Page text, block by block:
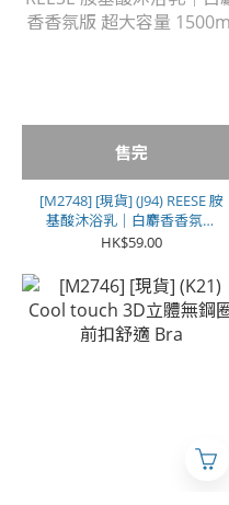
售完
[M2748] [現貨] (J94) REESE 胺
基酸沐浴乳｜白麝香香氛版
超大容量 1500ml
HK$59.00